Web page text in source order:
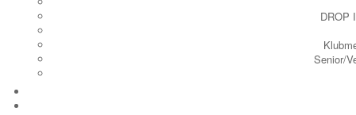
DROP
Senior/